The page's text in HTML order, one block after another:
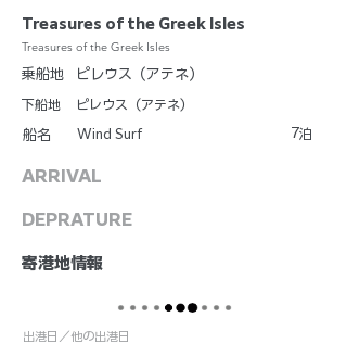
Treasures of the Greek Isles
Treasures of the Greek Isles
乗船地
下船地
船名
ピレウス（アテネ）
ピレウス（アテネ）
Wind Surf 7泊
ARRIVAL
DEPRATURE
​寄港地情報
出港日／他の出港日